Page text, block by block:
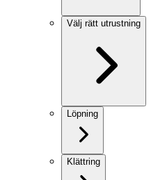
Välj rätt utrustning
Löpning
Klättring